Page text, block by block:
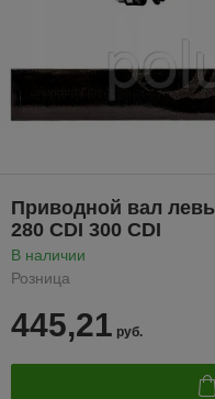
Приводной вал
280 CDI 300 CDI
В наличии
Розница
445,21 руб.